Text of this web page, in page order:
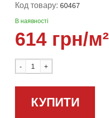
Код товару: 60467
В наявності
614 грн/м²
- +
КУПИТИ